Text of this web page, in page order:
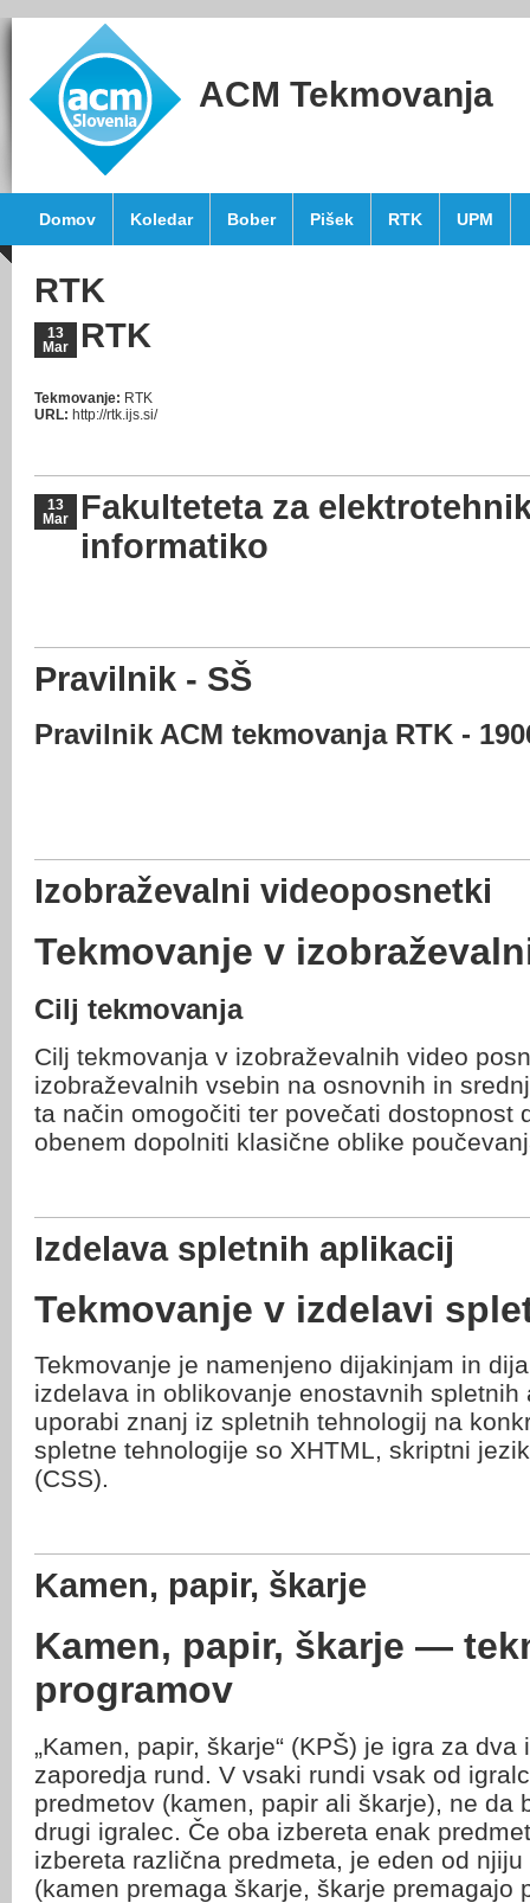
ACM Tekmovanja
Domov Koledar Bober Pišek RTK UPM
RTK
13
Mar
RTK
Tekmovanje: RTK
URL: http://rtk.ijs.si/
13
Mar
Fakulteteta za
informatiko
Pravilnik - SŠ
Pravilnik ACM tekmovanja RTK -
Izobraževalni videoposnetki
Tekmovanje v
Cilj tekmovanja
Cilj tekmovanja v izobraževalnih video
izobraževalnih vsebin na osnovnih in
ta način omogočiti ter povečati dostopnost
obenem dopolniti klasične oblike
Izdelava spletnih aplikacij
Tekmovanje v izdelavi
Tekmovanje je namenjeno dijakinjam in
izdelava in oblikovanje enostavnih
uporabi znanj iz spletnih tehnologij na
spletne tehnologije so XHTML, skriptni
(CSS).
Kamen, papir, škarje
Kamen, papir, škarje —
programov
„Kamen, papir, škarje“ (KPŠ) je igra za
zaporedja rund. V vsaki rundi vsak od
predmetov (kamen, papir ali škarje), ne da
drugi igralec. Če oba izbereta enak
izbereta različna predmeta, je eden od
(kamen premaga škarje, škarje premagajo